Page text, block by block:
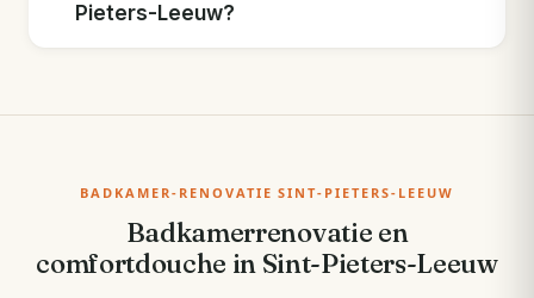
Pieters-Leeuw?
BADKAMER-RENOVATIE SINT-PIETERS-LEEUW
Badkamerrenovatie en
comfortdouche in Sint-Pieters-Leeuw